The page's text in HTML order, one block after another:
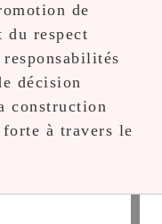
de
du respect
décision
construction
forte à travers le